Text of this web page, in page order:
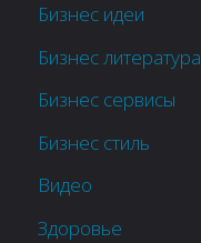
Бизнес идеи
Бизнес литература
Бизнес сервисы
Бизнес стиль
Видео
Здоровье